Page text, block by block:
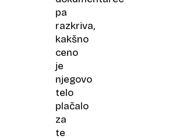
pa
razkriva,
kakšno
ceno
je
njegovo
telo
plačalo
za
te